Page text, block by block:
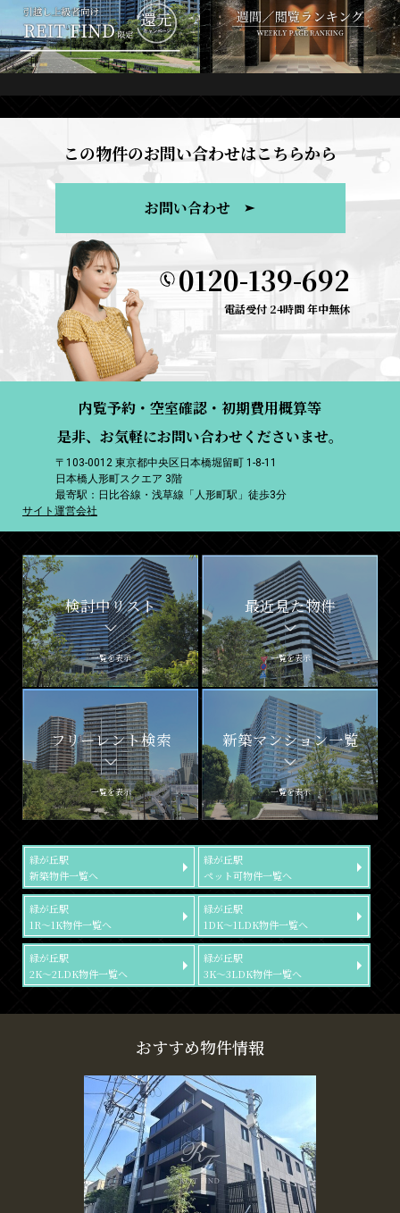
この物件のお問い合わせはこちらから
お問い合わせ
0120-139-692
電話受付 24時間 年中無休
内覧予約・空室確認・初期費用概算等
是非、お気軽にお問い合わせくださいませ。
〒103-0012 東京都中央区日本橋堀留町 1-8-11
日本橋人形町スクエア 3階
最寄駅：日比谷線・浅草線「人形町駅」徒歩3分
サイト運営会社
検討中リスト
一覧を表示
最近見た物件
一覧を表示
フリーレント検索
一覧を表示
新築マンション一覧
一覧を表示
緑が丘駅
新築物件一覧へ
緑が丘駅
ペット可物件一覧へ
緑が丘駅
1R～1K物件一覧へ
緑が丘駅
1DK～1LDK物件一覧へ
緑が丘駅
2K～2LDK物件一覧へ
緑が丘駅
3K～3LDK物件一覧へ
おすすめ物件情報